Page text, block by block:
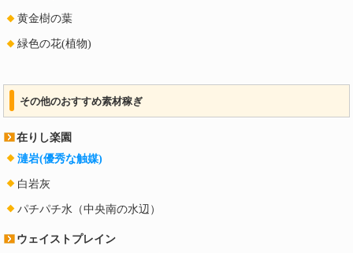
黄金樹の葉
緑色の花(植物)
その他のおすすめ素材稼ぎ
在りし楽園
漣岩(優秀な触媒)
白岩灰
パチパチ水（中央南の水辺）
ウェイストプレイン